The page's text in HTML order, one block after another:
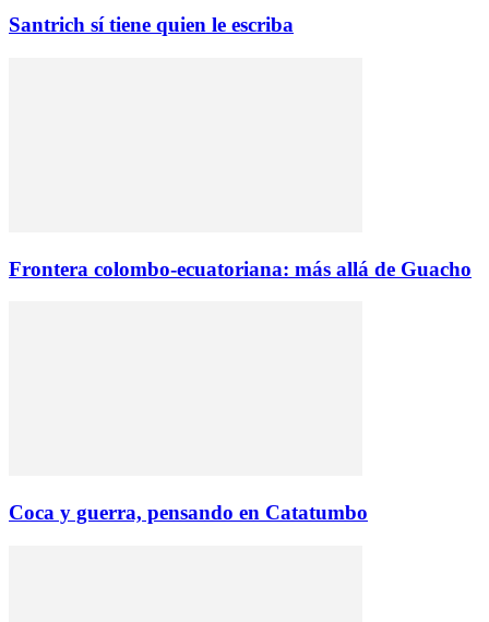
Santrich sí tiene quien le escriba
Frontera colombo-ecuatoriana: más allá de Guacho
Coca y guerra, pensando en Catatumbo